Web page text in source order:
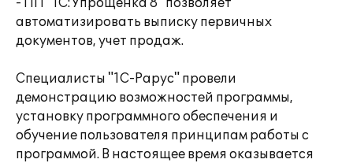
- ПП "1С:Упрощенка 8" позволяет
автоматизировать выписку первичных
документов, учет продаж.
Специалисты "1С-Рарус" провели
демонстрацию возможностей программы,
установку программного обеспечения и
обучение пользователя принципам работы с
программой. В настоящее время оказывается